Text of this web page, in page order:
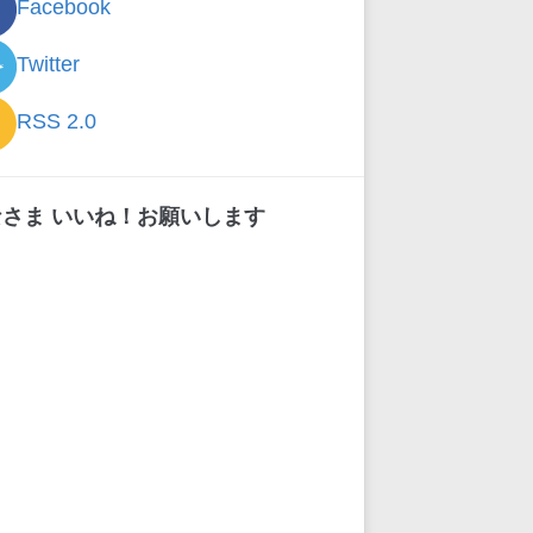
Facebook
Twitter
RSS 2.0
ま いいね！お願いします